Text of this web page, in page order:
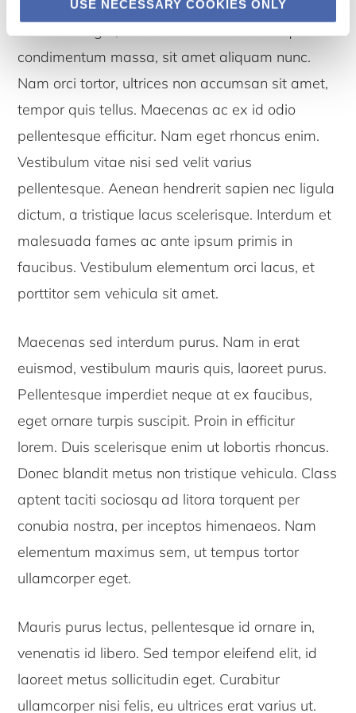
USE NECESSARY COOKIES ONLY
hendrerit vitae. Phasellus quam eros, sollicitudin
condimentum massa, sit amet aliquam nunc.
Nam orci tortor, ultrices non accumsan sit amet,
tempor quis tellus. Maecenas ac ex id odio
pellentesque efficitur. Nam eget rhoncus enim.
Vestibulum vitae nisi sed velit varius
pellentesque. Aenean hendrerit sapien nec ligula
dictum, a tristique lacus scelerisque. Interdum et
malesuada fames ac ante ipsum primis in
faucibus. Vestibulum elementum orci lacus, et
porttitor sem vehicula sit amet.
Maecenas sed interdum purus. Nam in erat
euismod, vestibulum mauris quis, laoreet purus.
Pellentesque imperdiet neque at ex faucibus,
eget ornare turpis suscipit. Proin in efficitur
lorem. Duis scelerisque enim ut lobortis rhoncus.
Donec blandit metus non tristique vehicula. Class
aptent taciti sociosqu ad litora torquent per
conubia nostra, per inceptos himenaeos. Nam
elementum maximus sem, ut tempus tortor
ullamcorper eget.
Mauris purus lectus, pellentesque id ornare in,
venenatis id libero. Sed tempor eleifend elit, id
laoreet metus sollicitudin eget. Curabitur
ullamcorper nisi felis, eu ultrices erat varius ut.